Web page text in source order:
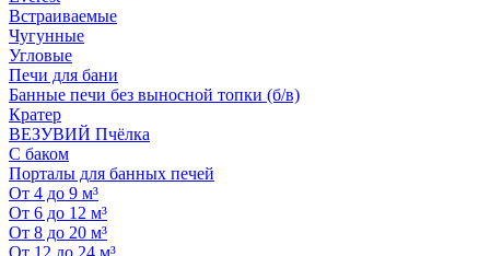
Встраиваемые
Чугунные
Угловые
Печи для бани
Банные печи без выносной топки (б/в)
Кратер
ВЕЗУВИЙ Пчёлка
С баком
Порталы для банных печей
От 4 до 9 м³
От 6 до 12 м³
От 8 до 20 м³
От 12 до 24 м³